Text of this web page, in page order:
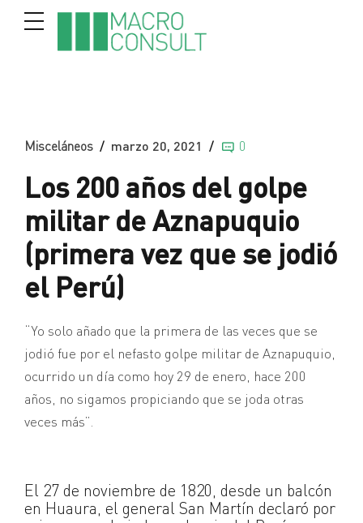
Misceláneos marzo 20, 2021 0
Los 200 años del golpe
militar de Aznapuquio
(primera vez que se jodió
el Perú)
“Yo solo añado que la primera de las veces que se
jodió fue por el nefasto golpe militar de Aznapuquio,
ocurrido un día como hoy 29 de enero, hace 200
años, no sigamos propiciando que se joda otras
veces más”.
El 27 de noviembre de 1820, desde un balcón
en Huaura, el general San Martín declaró por